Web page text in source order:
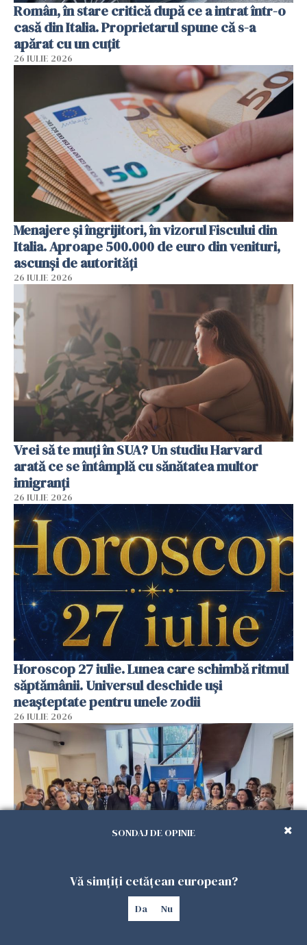
Român, în stare critică după ce a intrat într-o
casă din Italia. Proprietarul spune că s-a
apărat cu un cuțit
26 IULIE 2026
Menajere și îngrijitori, în vizorul Fiscului din
Italia. Aproape 500.000 de euro din venituri,
ascunși de autorități
26 IULIE 2026
Vrei să te muți în SUA? Un studiu Harvard
arată ce se întâmplă cu sănătatea multor
imigranți
26 IULIE 2026
Horoscop 27 iulie. Lunea care schimbă ritmul
săptămânii. Universul deschide uși
neașteptate pentru unele zodii
26 IULIE 2026
Accidente, spitalizare sau alte urgențe?
Consulatul României la Roma promite
intervenții în doar 24 de ore
SONDAJ DE OPINIE
Vă simțiți cetățean european?
Da Nu